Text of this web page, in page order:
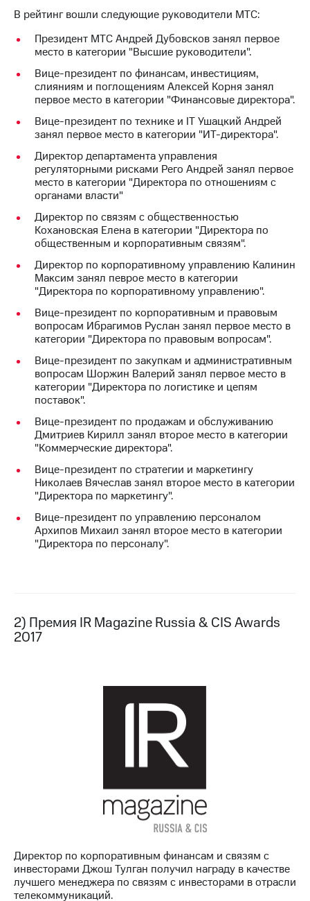
Новости
регионе
и акционерам
Корпоративное
управление
Корпоративный
секретарь
Раскрытие
информации
акционерам
Документы
ПАО
"МТС"
Собрания
акционеров
Личный
кабинет
акционера
Акционерный
Контроль
и
аудит
Рынок
акций
Описание
приобретения
Порядок
выкупа
акций
Дивиденды
Рынок
облигаций
о
погашении
В рейтинг вошли следующие руководители МТС:
Президент МТС Андрей Дубовсков занял первое
место в категории "Высшие руководители".
Вице-президент по финансам, инвестициям,
слияниям и поглощениям Алексей Корня занял
первое место в категории "Финансовые директора".
Вице-президент по технике и IT Ушацкий Андрей
занял первое место в категории "ИТ-директора".
Директор департамента управления
регуляторными рисками Рего Андрей занял первое
место в категории "Директора по отношениям с
органами власти"
Директор по связям с общественностью
Кохановская Елена в категории "Директора по
общественным и корпоративным связям".
Директор по корпоративному управлению Калинин
Максим занял певрое место в категории
"Директора по корпоративному управлению".
Вице-президент по корпоративным и правовым
вопросам Ибрагимов Руслан занял первое место в
категории "Директора по правовым вопросам".
Вице-президент по закупкам и административным
вопросам Шоржин Валерий занял первое место в
категории "Директора по логистике и цепям
поставок".
Вице-президент по продажам и обслуживанию
Дмитриев Кирилл занял второе место в категории
"Коммерческие директора".
Вице-президент по стратегии и маркетингу
Николаев Вячеслав занял второе место в категории
"Директора по маркетингу".
Вице-президент по управлению персоналом
Архипов Михаил занял второе место в категории
"Директора по персоналу".
2) Премия IR Magazine Russia & CIS Awards
2017
Директор по корпоративным финансам и связям с
инвесторами Джош Тулган получил награду в качестве
лучшего менеджера по связям с инвесторами в отрасли
телекоммуникаций.